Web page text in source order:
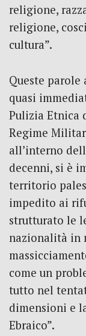
religione,
religione,
cultura”.
Queste
quasi
Pulizia Etnica
Regime
all’interno
decenni, si è
territorio
impedito ai
strutturato le
nazionalità in
come un
tutto nel
dimensioni e
Ebraico”.